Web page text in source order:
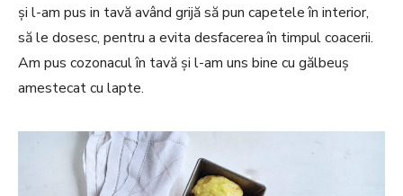
și l-am pus in tavă având grijă să pun capetele în interior,
să le dosesc, pentru a evita desfacerea în timpul coacerii.
Am pus cozonacul în tavă și l-am uns bine cu gălbeuș
amestecat cu lapte.